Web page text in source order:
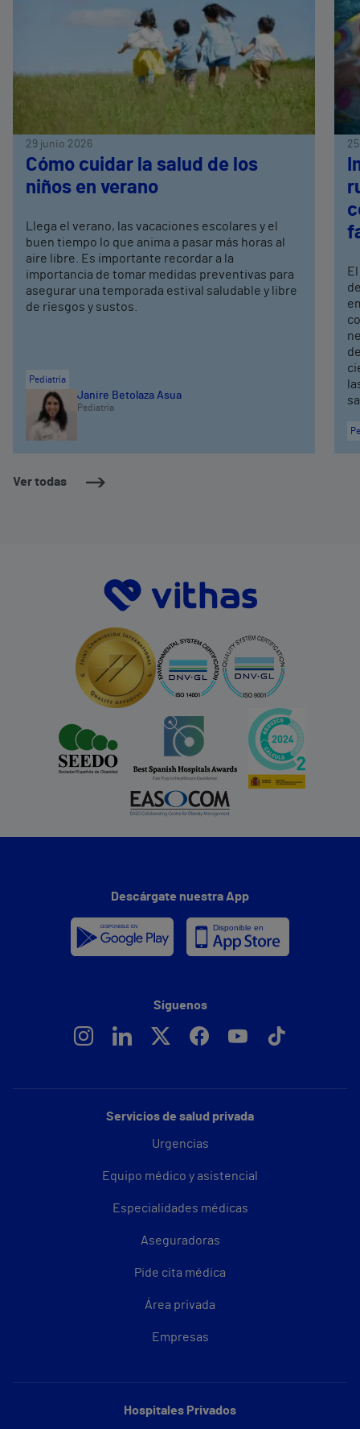
Ver todas
29 junio 2026
Cómo cuidar la salud de los
niños en verano
Llega el verano, las vacaciones escolares y el
buen tiempo lo que anima a pasar más horas al
aire libre. Es importante recordar a la
importancia de tomar medidas preventivas para
asegurar una temporada estival saludable y libre
de riesgos y sustos.
Pediatría
Janire Betolaza Asua
Pediatría
Servicios de salud privada
Urgencias
Equipo médico y asistencial
Especialidades médicas
Aseguradoras
Pide cita médica
Área privada
Empresas
Hospitales Privados
Descárgate nuestra App
Síguenos